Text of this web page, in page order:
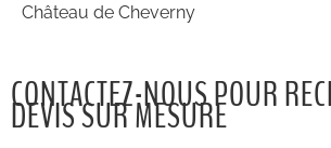
Château de Cheverny
CONTACTEZ-NOUS POUR
DEVIS SUR MESURE